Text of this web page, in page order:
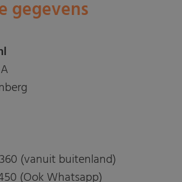
gegevens
(vanuit buitenland)
(Ook Whatsapp)